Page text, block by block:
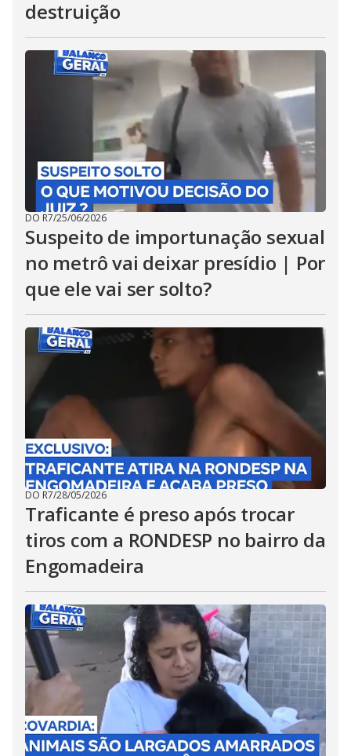
destruição
DO R7/25/06/2026
Suspeito de importunação sexual
no metrô vai deixar presídio | Por
que ele vai ser solto?
DO R7/28/05/2026
Traficante é preso após trocar
tiros com a RONDESP no bairro da
Engomadeira